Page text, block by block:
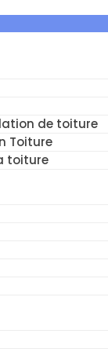
de toiture
Toiture
toiture